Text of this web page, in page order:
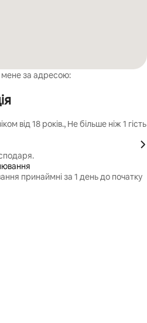
мене за адресою:
від 18 років., Не більше ніж 1 гість
принаймні за 1 день до початку